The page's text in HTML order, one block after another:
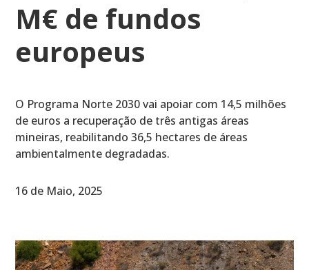
M€ de fundos
europeus
O Programa Norte 2030 vai apoiar com 14,5 milhões
de euros a recuperação de três antigas áreas
mineiras, reabilitando 36,5 hectares de áreas
ambientalmente degradadas.
16 de Maio, 2025